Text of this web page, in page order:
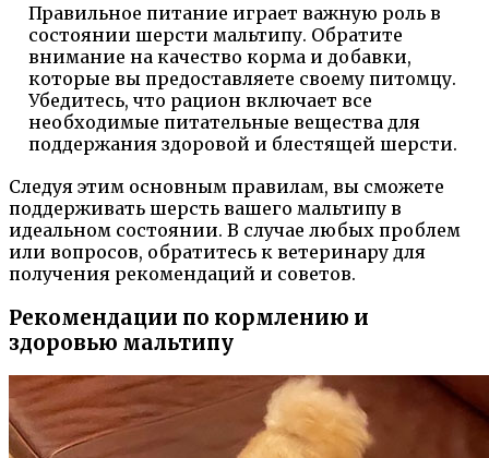
Правильное питание играет важную роль в
состоянии шерсти мальтипу. Обратите
внимание на качество корма и добавки,
которые вы предоставляете своему питомцу.
Убедитесь, что рацион включает все
необходимые питательные вещества для
поддержания здоровой и блестящей шерсти.
Следуя этим основным правилам, вы сможете
поддерживать шерсть вашего мальтипу в
идеальном состоянии. В случае любых проблем
или вопросов, обратитесь к ветеринару для
получения рекомендаций и советов.
Рекомендации по кормлению и
здоровью мальтипу